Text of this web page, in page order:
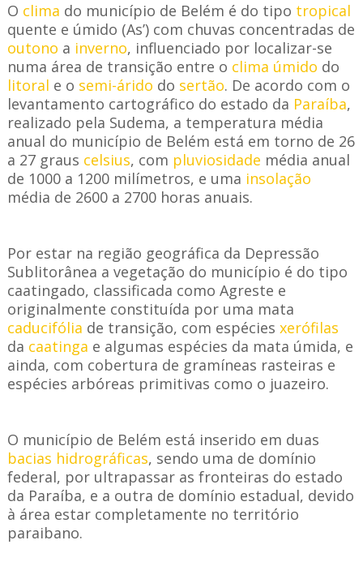
O clima do município de Belém é do tipo tropical
quente e úmido (As’) com chuvas concentradas de
outono a inverno, influenciado por localizar-se
numa área de transição entre o clima úmido do
litoral e o semi-árido do sertão. De acordo com o
levantamento cartográfico do estado da Paraíba,
realizado pela Sudema, a temperatura média
anual do município de Belém está em torno de 26
a 27 graus celsius, com pluviosidade média anual
de 1000 a 1200 milímetros, e uma insolação
média de 2600 a 2700 horas anuais.
Por estar na região geográfica da Depressão
Sublitorânea a vegetação do município é do tipo
caatingado, classificada como Agreste e
originalmente constituída por uma mata
caducifólia de transição, com espécies xerófilas
da caatinga e algumas espécies da mata úmida, e
ainda, com cobertura de gramíneas rasteiras e
espécies arbóreas primitivas como o juazeiro.
O município de Belém está inserido em duas
bacias hidrográficas, sendo uma de domínio
federal, por ultrapassar as fronteiras do estado
da Paraíba, e a outra de domínio estadual, devido
à área estar completamente no território
paraibano.